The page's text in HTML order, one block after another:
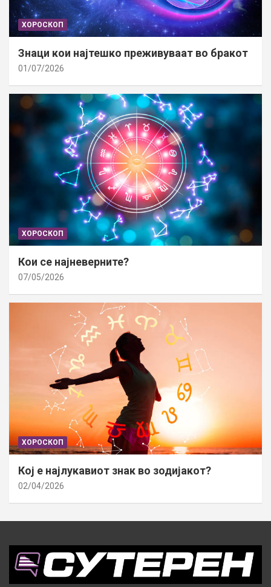
ХОРОСКОП
Знаци кои најтешко преживуваат во бракот
01/07/2026
ХОРОСКОП
Кои се најневерните?
07/05/2026
ХОРОСКОП
Кој е најлукавиот знак во зодијакот?
02/04/2026